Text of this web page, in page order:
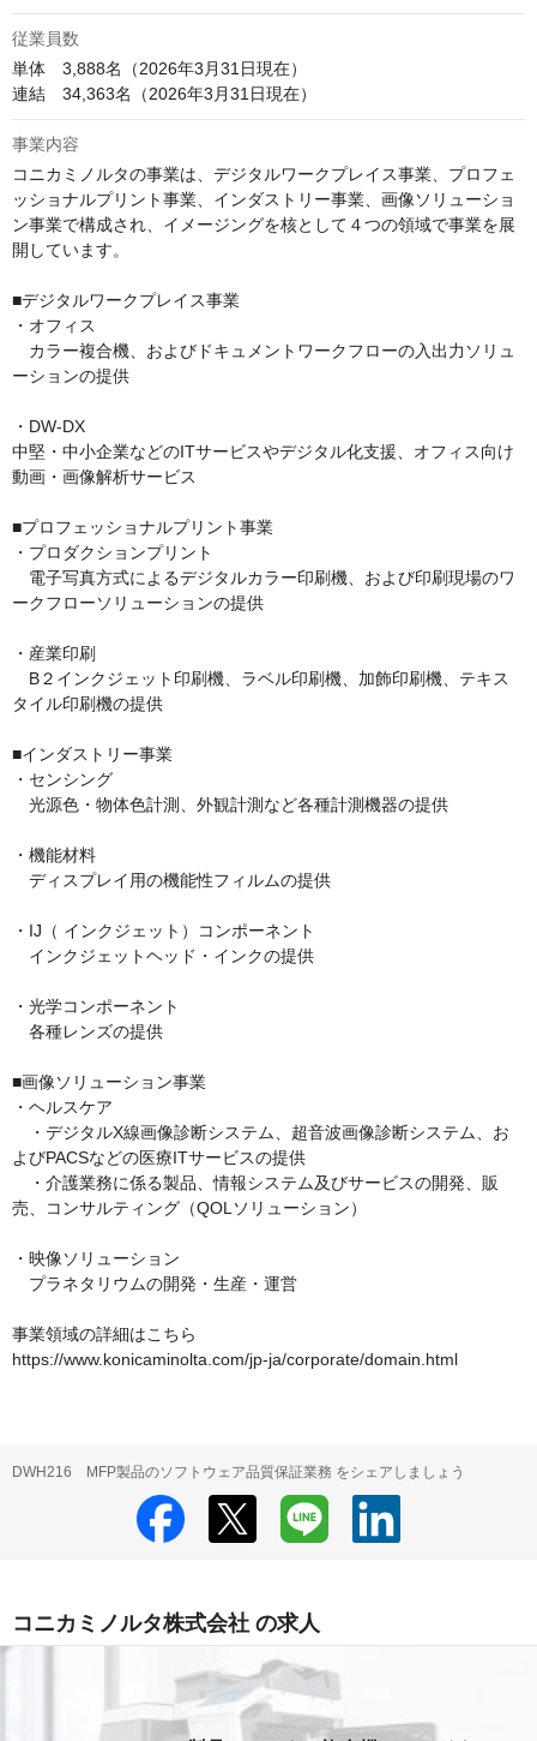
従業員数
単体　3,888名（2026年3月31日現在）
連結　34,363名（2026年3月31日現在）
事業内容
コニカミノルタの事業は、デジタルワークプレイス事業、プロフェ
ッショナルプリント事業、インダストリー事業、画像ソリューショ
ン事業で構成され、イメージングを核として４つの領域で事業を展
開しています。
■デジタルワークプレイス事業
・オフィス
カラー複合機、およびドキュメントワークフローの入出力ソリュ
ーションの提供
・DW-DX
中堅・中小企業などのITサービスやデジタル化支援、オフィス向け
動画・画像解析サービス
■プロフェッショナルプリント事業
・プロダクションプリント
電子写真方式によるデジタルカラー印刷機、および印刷現場のワ
ークフローソリューションの提供
・産業印刷
B２インクジェット印刷機、ラベル印刷機、加飾印刷機、テキス
タイル印刷機の提供
■インダストリー事業
・センシング
光源色・物体色計測、外観計測など各種計測機器の提供
・機能材料
ディスプレイ用の機能性フィルムの提供
・IJ（ インクジェット）コンポーネント
インクジェットヘッド・インクの提供
・光学コンポーネント
各種レンズの提供
■画像ソリューション事業
・ヘルスケア
・デジタルX線画像診断システム、超音波画像診断システム、お
よびPACSなどの医療ITサービスの提供
・介護業務に係る製品、情報システム及びサービスの開発、販
売、コンサルティング（QOLソリューション）
・映像ソリューション
プラネタリウムの開発・生産・運営
事業領域の詳細はこちら
https://www.konicaminolta.com/jp-ja/corporate/domain.html
DWH216 MFP製品のソフトウェア品質保証業務 をシェアしましょう
コニカミノルタ株式会社 の求人